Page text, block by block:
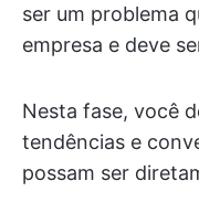
ser um problema
empresa e deve
Nesta fase, você
tendências e
possam ser